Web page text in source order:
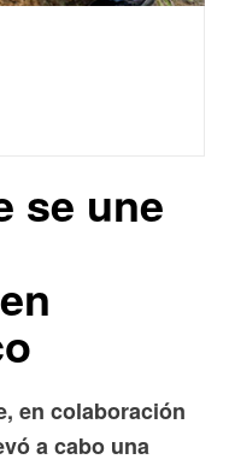
se une
en colaboración
a cabo una